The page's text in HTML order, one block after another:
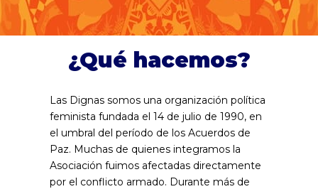
¿Qué hacemos?
Las Dignas somos una organización política
feminista fundada el 14 de julio de 1990, en
el umbral del período de los Acuerdos de
Paz. Muchas de quienes integramos la
Asociación fuimos afectadas directamente
por el conflicto armado. Durante más de